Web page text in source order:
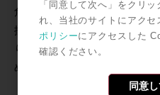
危なっかしいやり方です（
採用しない方法ですね（笑
りとりしながら、各会場の
めたりしてました。
「同意して次へ」をクリ
れ、当社のサイトにアクセ
ポリシーにアクセスした
確認ください。
同意